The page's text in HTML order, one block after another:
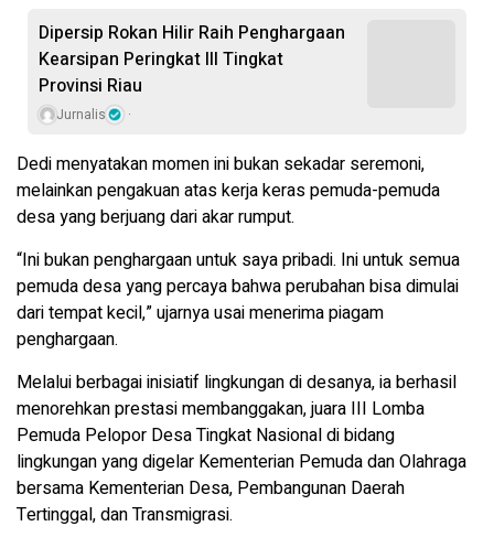
Dipersip Rokan Hilir Raih Penghargaan
Kearsipan Peringkat III Tingkat
Provinsi Riau
Jurnalis
Dedi menyatakan momen ini bukan sekadar seremoni,
melainkan pengakuan atas kerja keras pemuda-pemuda
desa yang berjuang dari akar rumput.
“Ini bukan penghargaan untuk saya pribadi. Ini untuk semua
pemuda desa yang percaya bahwa perubahan bisa dimulai
dari tempat kecil,” ujarnya usai menerima piagam
penghargaan.
Melalui berbagai inisiatif lingkungan di desanya, ia berhasil
menorehkan prestasi membanggakan, juara III Lomba
Pemuda Pelopor Desa Tingkat Nasional di bidang
lingkungan yang digelar Kementerian Pemuda dan Olahraga
bersama Kementerian Desa, Pembangunan Daerah
Tertinggal, dan Transmigrasi.